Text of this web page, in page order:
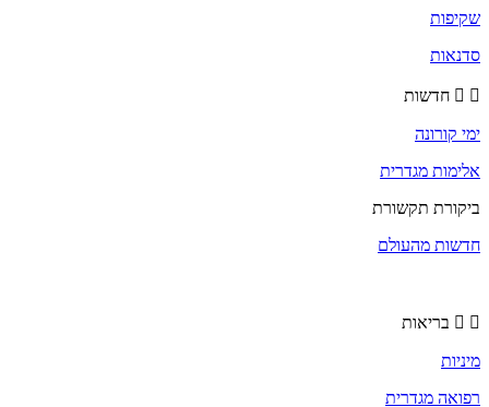
שקיפות
סדנאות
חדשות
ימי קורונה
אלימות מגדרית
ביקורת תקשורת
חדשות מהעולם
בריאות
מיניות
רפואה מגדרית